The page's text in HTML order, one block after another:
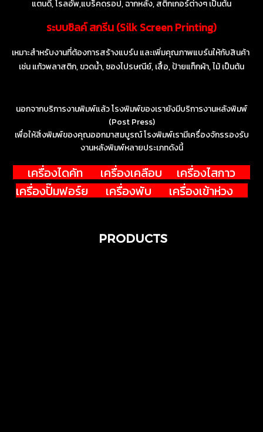
แตนดี้, โรลอัพ,แบร็คดรอป, ฉากหลัง, สติ๊กเกอร์ต่างๆ เป็นต้น
ระบบซิลค์ สกรีน (Silk Screen Printing)
เหมาะสำหรับงานที่ต้องการสร้างแบร์น และเพิ่มคุณภาพแบร์นให้กับสินค้า
เช่นแก้วพลาสติก, ขวดน้ำ, ซองไปรษณีย์, เสื้อ, ป้ายแท็กผ้า, ไม้ เป็นต้น
นอกจากบริการงานพิมพ์แล้ว โรงพิมพ์ของเรายังมีบริการงานหลังพิมพ์
(Post Press)
เพื่อให้สิ่งพิมพ์ของคุณออกมาสมบูรณ์ โรงพิมพ์เรามีเครื่องจักรรองรับ
งานหลังพิมพ์หลายประเภทดังนี้
เครื่องไดคัท เครื่องเคลือบ เครื่องไสกาว
เครื่องปั๊มฟอร์ย เครื่องพับ เครื่องเข้าห่วง
PRODUCTS